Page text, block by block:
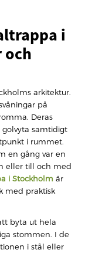
i
och
arkitektur.
på
Deras
samtidigt
i rummet.
en gång var en
eller till och med
i Stockholm är
med praktisk
byta ut hela
stommen. I de
i stål eller